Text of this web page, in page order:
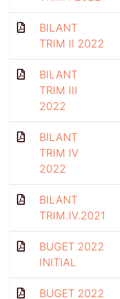
BILANT
TRIM II 2022
BILANT
TRIM III
2022
BILANT
TRIM IV
2022
BILANT
TRIM.IV.2021
BUGET 2022
INITIAL
BUGET 2022